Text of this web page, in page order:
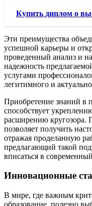
Купить диплом о
Эти преимущества
успешной карьеры и
проведенный анализ и
надежность
услугами
легитимного и
Приобретение знаний в
способствует
расширению кругозора.
позволяет получить
отражая проделанную
предлагающий такой
вписаться в
Инновационные
В мире, где важным
образование, полезно